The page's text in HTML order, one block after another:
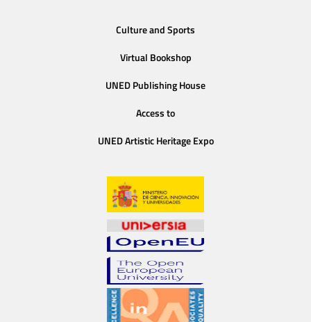
Culture and Sports
Virtual Bookshop
UNED Publishing House
Access to
UNED Artistic Heritage Expo